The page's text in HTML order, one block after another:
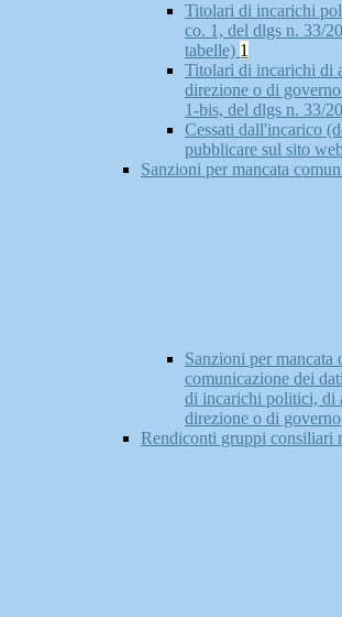
Titolari di incarichi
co. 1, del dlgs n. 33/
tabelle) 1
Titolari di incarichi di
direzione o di
1-bis, del dlgs n. 33/
Cessati dall'incarico
pubblicare sul sito
Sanzioni per mancata
Sanzioni per mancata
comunicazione dei
di incarichi politici, di
direzione o di governo
Rendiconti gruppi consiliari